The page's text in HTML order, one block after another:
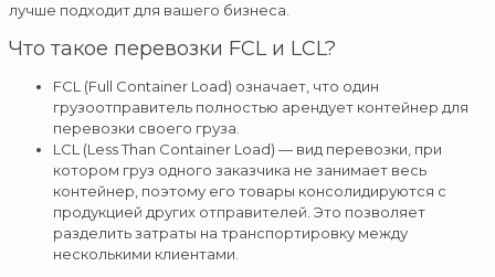
лучше подходит для вашего бизнеса.
Что такое перевозки FCL и LCL?
FCL (Full Container Load) означает, что один
грузоотправитель полностью арендует контейнер для
перевозки своего груза.
LCL (Less Than Container Load) — вид перевозки, при
котором груз одного заказчика не занимает весь
контейнер, поэтому его товары консолидируются с
продукцией других отправителей. Это позволяет
разделить затраты на транспортировку между
несколькими клиентами.